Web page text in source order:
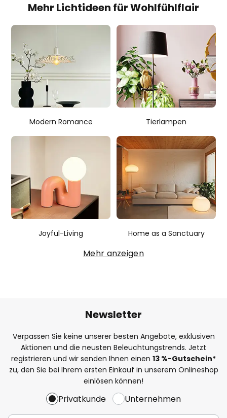
Mehr Lichtideen für Wohlfühlflair
Modern Romance Tierlampen
Joyful-Living Home as a Sanctuary
Mehr anzeigen
Newsletter
Verpassen Sie keine unserer besten Angebote, exklusiven
Aktionen und die neusten Beleuchtungstrends. Jetzt
registrieren und wir senden Ihnen einen 13 %-Gutschein*
zu, den Sie bei Ihrem ersten Einkauf in unserem Onlineshop
einlösen können!
Privatkunde Unternehmen